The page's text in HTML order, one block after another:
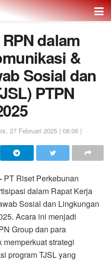
dalam
&
Sosial dan
PTPN
27 Februari 2025 | 08:06 |
PT Riset Perkebunan
dalam Rapat Kerja
Sosial dan Lingkungan
Acara ini menjadi
Group dan para
strategi
program TJSL yang